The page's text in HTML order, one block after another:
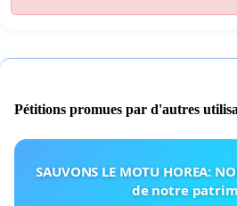
Pétitions promues par d'autres
SAUVONS LE MOTU HOREA:
de notre